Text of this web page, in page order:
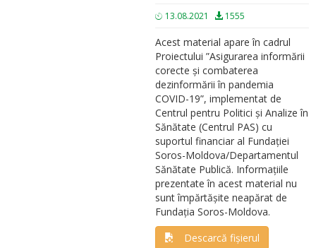
13.08.2021 1555
Acest material apare în cadrul
Proiectului ”Asigurarea informării
corecte și combaterea
dezinformării în pandemia
COVID-19”, implementat de
Centrul pentru Politici și Analize în
Sănătate (Centrul PAS) cu
suportul financiar al Fundației
Soros-Moldova/Departamentul
Sănătate Publică. Informațiile
prezentate în acest material nu
sunt împărtășite neapărat de
Fundația Soros-Moldova.
Descarcă fișierul